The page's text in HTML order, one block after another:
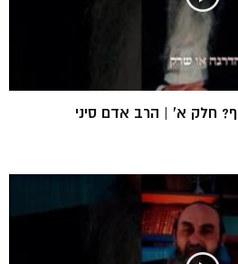
חלק א’ | הרב אדם סיני